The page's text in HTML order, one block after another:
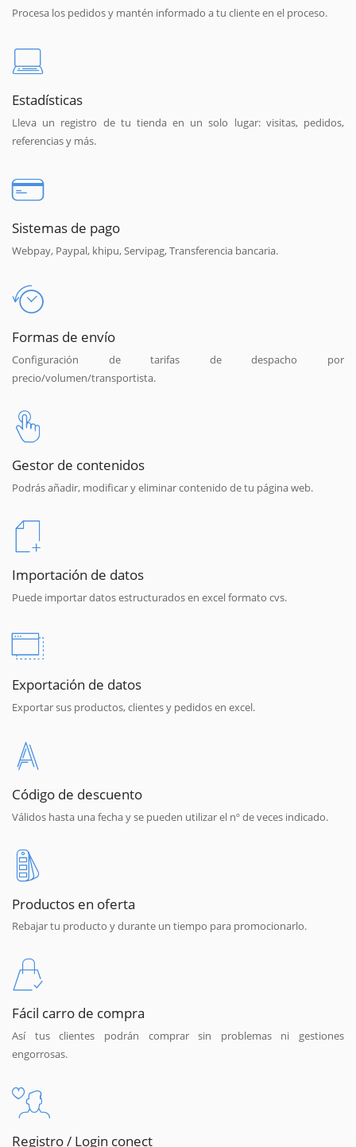
Procesa los pedidos y mantén informado a tu cliente en el proceso.
Estadísticas
Lleva un registro de tu tienda en un solo lugar: visitas, pedidos,
referencias y más.
Sistemas de pago
Webpay, Paypal, khipu, Servipag, Transferencia bancaria.
Formas de envío
Configuración de tarifas de despacho por
precio/volumen/transportista.
Gestor de contenidos
Podrás añadir, modificar y eliminar contenido de tu página web.
Importación de datos
Puede importar datos estructurados en excel formato cvs.
Exportación de datos
Exportar sus productos, clientes y pedidos en excel.
Código de descuento
Válidos hasta una fecha y se pueden utilizar el nº de veces indicado.
Productos en oferta
Rebajar tu producto y durante un tiempo para promocionarlo.
Fácil carro de compra
Así tus clientes podrán comprar sin problemas ni gestiones
engorrosas.
Registro / Login conect